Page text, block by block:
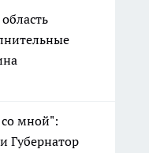
мной":
Губернатор